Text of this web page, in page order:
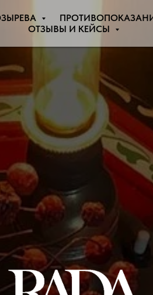
ОТЗЫВЫ И КЕЙСЫ